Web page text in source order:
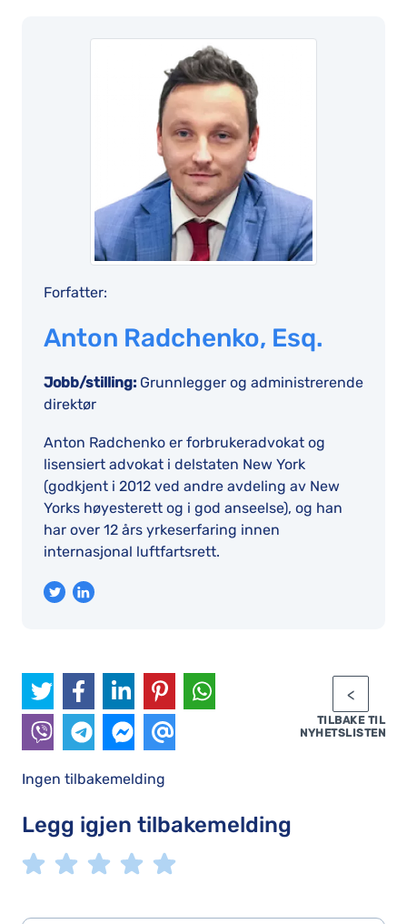
Forfatter:
Anton Radchenko, Esq.
Jobb/stilling: Grunnlegger og administrerende
direktør
Anton Radchenko er forbrukeradvokat og
lisensiert advokat i delstaten New York
(godkjent i 2012 ved andre avdeling av New
Yorks høyesterett og i god anseelse), og han
har over 12 års yrkeserfaring innen
internasjonal luftfartsrett.
TILBAKE TIL
NYHETSLISTEN
Ingen tilbakemelding
Legg igjen tilbakemelding